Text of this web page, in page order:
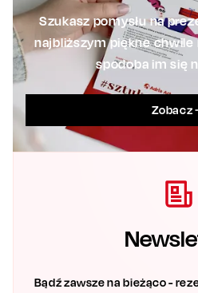
Szukasz pomysłu na
najbliższym piękne chwile
spodoba im się
Zobacz
Bądź zawsze na bieżąco -